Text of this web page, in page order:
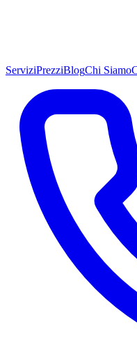
ServiziPrezziBlogChi Siamo